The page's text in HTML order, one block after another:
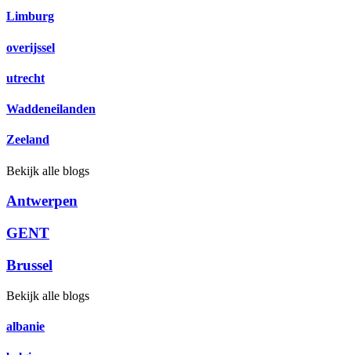
Limburg
overijssel
utrecht
Waddeneilanden
Zeeland
Bekijk alle blogs
Antwerpen
GENT
Brussel
Bekijk alle blogs
albanie